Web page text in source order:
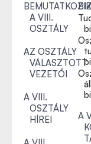
BEMUTATKOZIK
A VIII.
OSZTÁLY
AZ OSZTÁLY
VÁLASZTOTT
VEZETŐI
A VIII.
OSZTÁLY
HÍREI
A